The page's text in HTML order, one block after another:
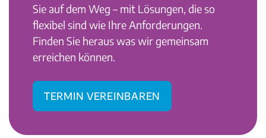
Sie auf dem Weg – mit Lösungen, die so
flexibel sind wie Ihre Anforderungen.
Finden Sie heraus was wir gemeinsam
erreichen können.
Termin vereinbaren